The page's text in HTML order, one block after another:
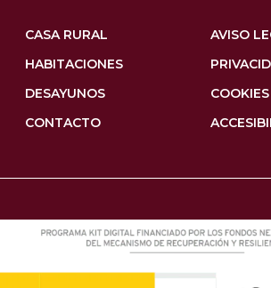
CASA RURAL
HABITACIONES
DESAYUNOS
CONTACTO
AVISO
COOKIES